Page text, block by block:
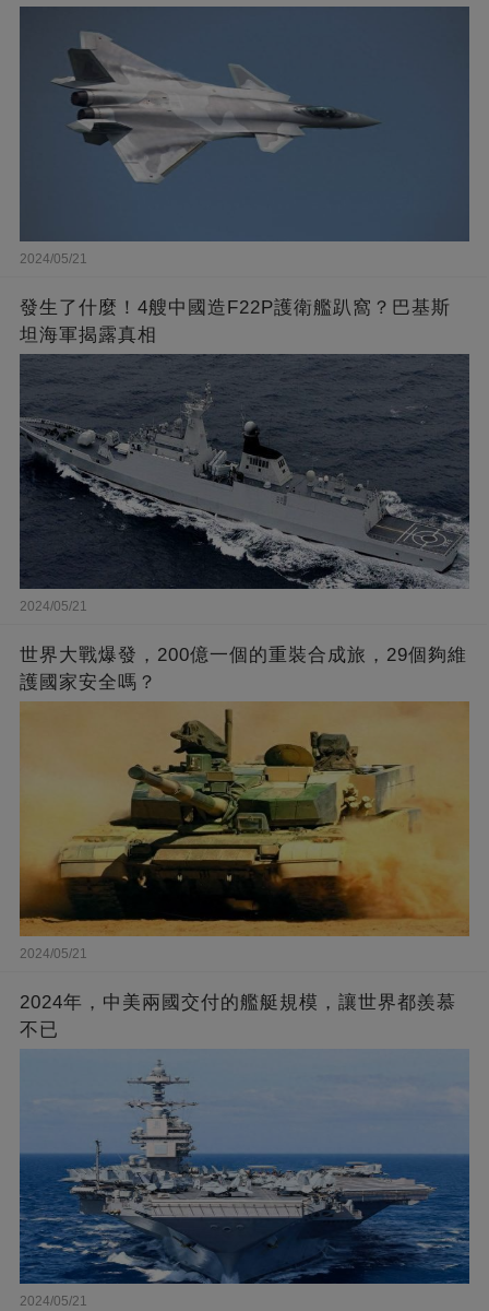
2024/05/21
發生了什麼！4艘中國造F22P護衛艦趴窩？巴基斯
坦海軍揭露真相
2024/05/21
世界大戰爆發，200億一個的重裝合成旅，29個夠維
護國家安全嗎？
2024/05/21
2024年，中美兩國交付的艦艇規模，讓世界都羨慕
不已
2024/05/21